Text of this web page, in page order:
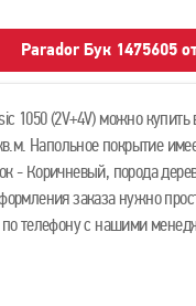
Parador Бук 1475605
1050 (2V+4V) можно
Напольное покрытие
- Коричневый, порода
заказа нужно
по телефону с нашими